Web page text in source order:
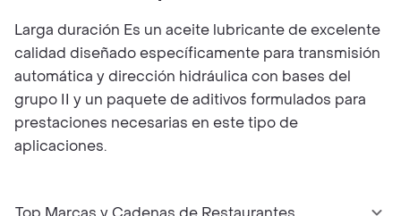
Larga duración Es un aceite lubricante de excelente
calidad diseñado específicamente para transmisión
automática y dirección hidráulica con bases del
grupo II y un paquete de aditivos formulados para
prestaciones necesarias en este tipo de
aplicaciones.